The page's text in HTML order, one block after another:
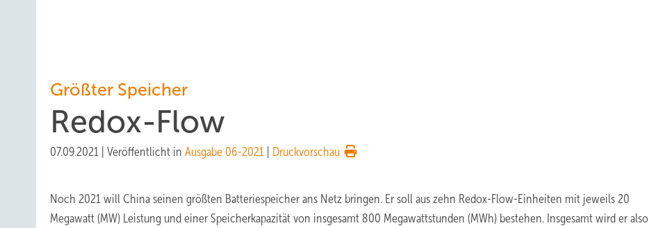
Größter Speicher
Redox-Flow
07.09.2021 Veröffentlicht in Ausgabe 06-2021 Druckvorschau
Noch 2021 will China seinen größten Batteriespeicher ans Netz bringen. Er soll aus zehn Redox-Flow-Einheiten mit jeweils 20
Megawatt (MW) Leistung und einer Speicherkapazität von insgesamt 800 Megawattstunden (MWh) bestehen. Insgesamt wird er also